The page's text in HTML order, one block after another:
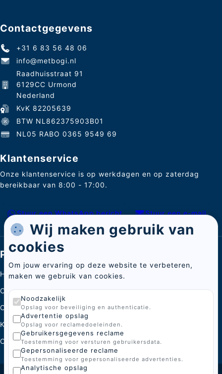
Wij maken gebruik van
cookies
Om jouw ervaring op deze website te verbeteren,
maken we gebruik van cookies.
Noodzakelijk
Opslag voor beveiliging en authenticatie.
Advertentie opslag
Opslag voor reclamedoeleinden.
Gebruikersgegevens reclame
Toestemming voor versturen gebruikersdata.
Gepersonaliseerde reclame
Toestemming voor gepersonaliseerde advertenties.
Analytische opslag
Contactgegevens
+31 6 83 56 48 06
info@metbogi.nl
Raadhuisstraat 91
6129CC Urmond
Nederland
KvK 82205639
BTW NL862375903B01
NL05 RABO 0365 9549 69
Klantenservice
Onze klantenservice is op werkdagen en op zaterdag
bereikbaar van 8:00 - 17:00.
Stuur een WhatsApp bericht Stuur een e-mail
Pagina's
Home
Categorieën
Over ons
Kenniscentrum
Contact